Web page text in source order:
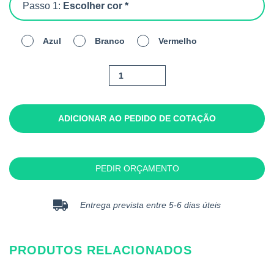
Passo 1: Escolher cor *
Azul Branco Vermelho
Quantidade
de
Eric
ADICIONAR AO PEDIDO DE COTAÇÃO
PEDIR ORÇAMENTO
Entrega prevista entre 5-6 dias úteis
PRODUTOS RELACIONADOS